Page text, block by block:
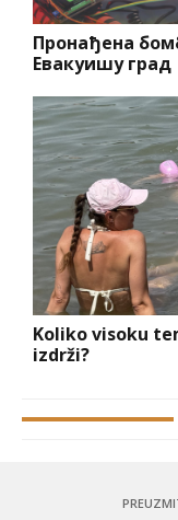
Пронађена
Евакуишу град
Koliko visoku
izdrži?